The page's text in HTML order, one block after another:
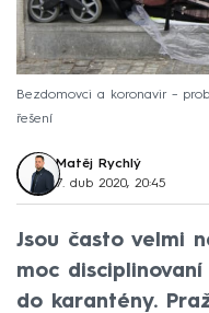
Bezdomovci a koronavir –
řešení
Matěj Rychlý
7. dub 2020, 20:45
Jsou často velmi
moc
do karantény.